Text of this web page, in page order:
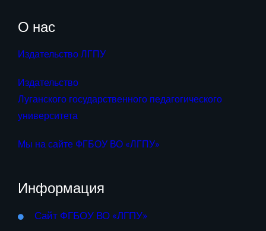
О нас
Издательство ЛГПУ
Издательство
Луганского государственного педагогического
университета
Мы на сайте ФГБОУ ВО «ЛГПУ»
Информация
Сайт ФГБОУ ВО «ЛГПУ»